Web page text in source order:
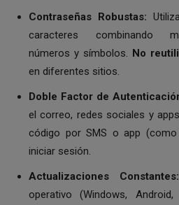
Contraseñas Robustas:
caracteres combinando
números y símbolos. No
en diferentes sitios.
Doble Factor de
el correo, redes sociales y
código por SMS o app (como
iniciar sesión.
Actualizaciones Constantes:
operativo (Windows,